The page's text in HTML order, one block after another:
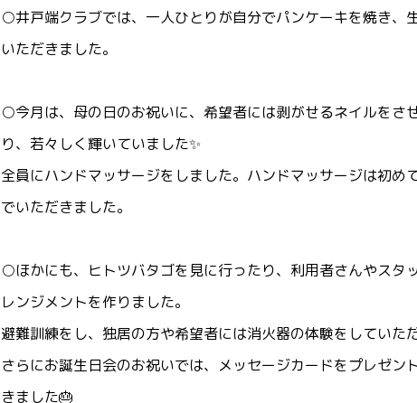
○井戸端クラブでは、一人ひとりが自分でパンケーキを焼き、
いただきました。
○今月は、母の日のお祝いに、希望者には剥がせるネイルをさ
り、若々しく輝いていました✨
全員にハンドマッサージをしました。ハンドマッサージは初め
でいただきました。
○ほかにも、ヒトツバタゴを見に行ったり、利用者さんやスタ
レンジメントを作りました。
避難訓練をし、独居の方や希望者には消火器の体験をしていた
さらにお誕生日会のお祝いでは、メッセージカードをプレゼン
きました🎂